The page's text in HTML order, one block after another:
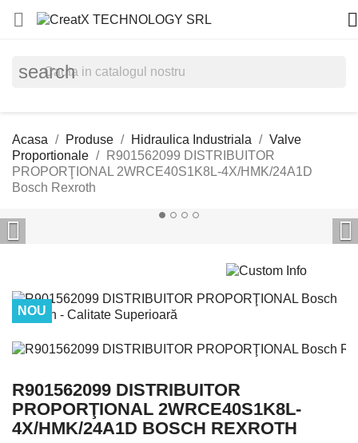
 
search
Acasa Produse Hidraulica Industriala
Valve
Proportionale
R901562099 DISTRIBUITOR
PROPORŢIONAL 2WRCE40S1K8L-4X/HMK/24A1D
Bosch Rexroth
 
NOU
R901562099 DISTRIBUITOR
PROPORŢIONAL 2WRCE40S1K8L-
4X/HMK/24A1D BOSCH REXROTH